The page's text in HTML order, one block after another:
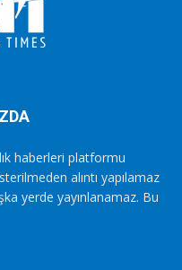
haberleri platformu
alıntı yapılamaz
yerde yayınlanamaz. Bu